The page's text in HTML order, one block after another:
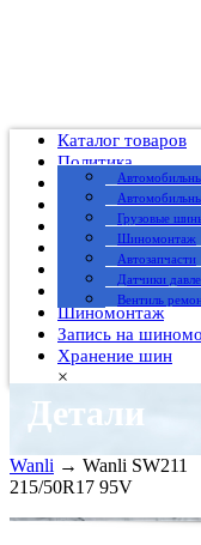
Каталог товаров
Грузовые
Шиномонтаж
Автозапчасти
Датчики
Вентиль
Политика
Публичный
О нас
Оплата
Доставка
Вакансии
Гарантия
Шиномонтаж
Запись на
Хранение шин
×
Детали
Wanli → Wanli SW211
215/50R17 95V